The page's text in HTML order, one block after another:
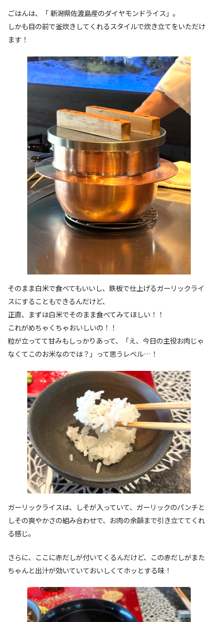
ごはんは、「 新潟県佐渡島産のダイヤモンドライス」。
しかも目の前で釜炊きしてくれるスタイルで炊き立てをいただけ
ます！
そのまま白米で食べてもいいし、鉄板で仕上げるガーリックライ
スにすることもできるんだけど、
正直、まずは白米でそのまま食べてみてほしい！！
これがめちゃくちゃおいしいの！！
粒が立ってて甘みもしっかりあって、「え、今日の主役お肉じゃ
なくてこのお米なのでは？」って思うレベル…！
ガーリックライスは、しそが入っていて、ガーリックのパンチと
しその爽やかさの組み合わせで、お肉の余韻まで引き立ててくれ
る感じ。
さらに、ここに赤だしが付いてくるんだけど、この赤だしがまた
ちゃんと出汁が効いていておいしくてホッとする味！